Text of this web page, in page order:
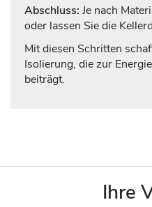
Abschluss: Je nach
oder lassen Sie die
Mit diesen Schritten
Isolierung, die zur
beiträgt.
Ihre